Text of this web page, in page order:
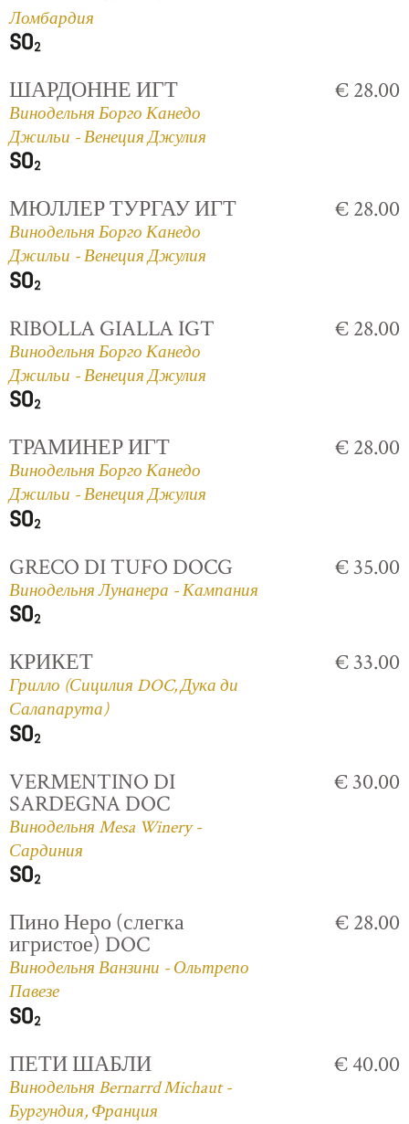
Ломбардия
ШАРДОННЕ ИГТ
Винодельня Борго Канедо
Джильи - Венеция Джулия
€ 28.00
МЮЛЛЕР ТУРГАУ ИГТ
Винодельня Борго Канедо
Джильи - Венеция Джулия
€ 28.00
RIBOLLA GIALLA IGT
Винодельня Борго Канедо
Джильи - Венеция Джулия
€ 28.00
ТРАМИНЕР ИГТ
Винодельня Борго Канедо
Джильи - Венеция Джулия
€ 28.00
GRECO DI TUFO DOCG
Винодельня Лунанера - Кампания
€ 35.00
КРИКЕТ
Грилло (Сицилия DOC, Дука ди
Салапарута)
€ 33.00
VERMENTINO DI
SARDEGNA DOC
Винодельня Mesa Winery -
Сардиния
€ 30.00
Пино Неро (слегка
игристое) DOC
Винодельня Ванзини - Ольтрепо
Павезе
€ 28.00
ПЕТИ ШАБЛИ
Винодельня Bernarrd Michaut -
Бургундия, Франция
€ 40.00